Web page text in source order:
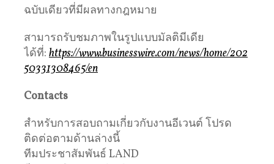
ฉบับเดียวที่มีผลทางกฎหมาย
สามารถรับชมภาพในรูปแบบมัลติมีเดีย
ได้ที่: https://www.businesswire.com/news/home/202
50331308465/en
Contacts
สำหรับการสอบถามเกี่ยวกับงานอีเวนต์ โปรด
ติดต่อตามด้านล่างนี้
ทีมประชาสัมพันธ์ LAND